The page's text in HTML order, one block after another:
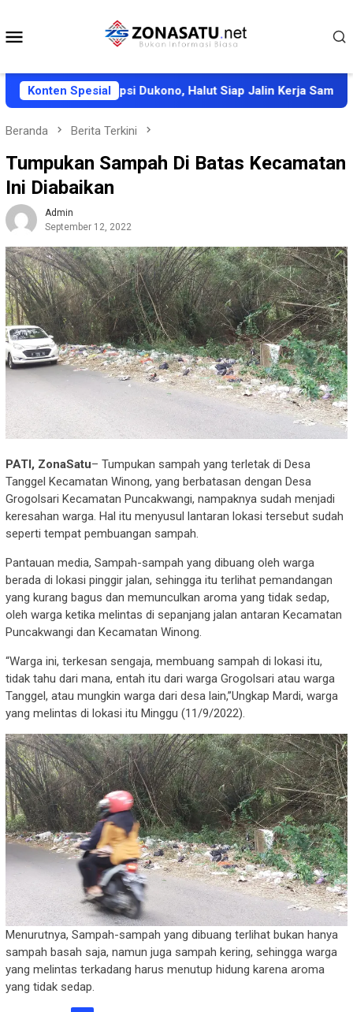
konten
Konten Spesial
Korban Erupsi Dukono, Halut Siap Jalin Kerja Sama
Beranda Berita Terkini
Tumpukan Sampah Di Batas Kecamatan
Ini Diabaikan
Admin
September 12, 2022
PATI, ZonaSatu– Tumpukan sampah yang terletak di Desa
Tanggel Kecamatan Winong, yang berbatasan dengan Desa
Grogolsari Kecamatan Puncakwangi, nampaknya sudah menjadi
keresahan warga. Hal itu menyusul lantaran lokasi tersebut sudah
seperti tempat pembuangan sampah.
Pantauan media, Sampah-sampah yang dibuang oleh warga
berada di lokasi pinggir jalan, sehingga itu terlihat pemandangan
yang kurang bagus dan memunculkan aroma yang tidak sedap,
oleh warga ketika melintas di sepanjang jalan antaran Kecamatan
Puncakwangi dan Kecamatan Winong.
“Warga ini, terkesan sengaja, membuang sampah di lokasi itu,
tidak tahu dari mana, entah itu dari warga Grogolsari atau warga
Tanggel, atau mungkin warga dari desa lain,”Ungkap Mardi, warga
yang melintas di lokasi itu Minggu (11/9/2022).
Menurutnya, Sampah-sampah yang dibuang terlihat bukan hanya
sampah basah saja, namun juga sampah kering, sehingga warga
yang melintas terkadang harus menutup hidung karena aroma
yang tidak sedap.